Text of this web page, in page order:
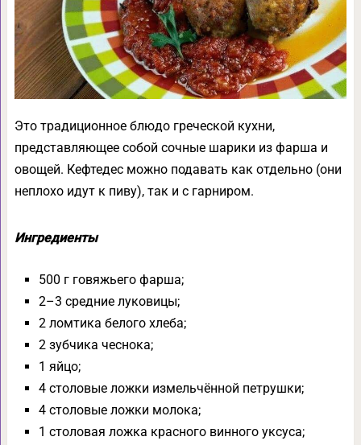
Это традиционное блюдо греческой кухни,
представляющее собой сочные шарики из фарша и
овощей. Кефтедес можно подавать как отдельно (они
неплохо идут к пиву), так и с гарниром.
Ингредиенты
500 г говяжьего фарша;
2–3 средние луковицы;
2 ломтика белого хлеба;
2 зубчика чеснока;
1 яйцо;
4 столовые ложки измельчённой петрушки;
4 столовые ложки молока;
1 столовая ложка красного винного уксуса;